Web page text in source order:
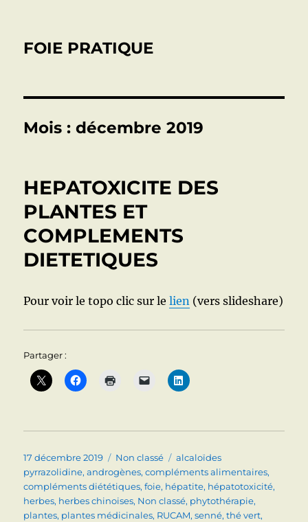
FOIE PRATIQUE
Mois :décembre 2019
HEPATOXICITE DES
PLANTES ET
COMPLEMENTS
DIETETIQUES
Pour voir le topo clic sur lelien (vers slideshare)
Partager :
Publié
le
17 décembre 2019 Catégories
Non classé Étiquettes
alcaloïdes
pyrrazolidine,androgènes,compléments alimentaires,
compléments diététiques,foie, hépatite, hépatotoxicité,
herbes, herbes chinoises, Non classé, phytothérapie,
plantes, plantes médicinales, RUCAM,senné,thé vert,